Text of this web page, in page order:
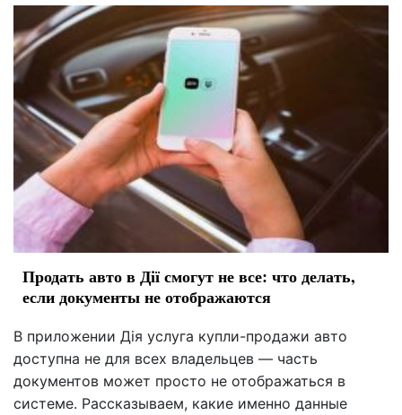
Продать авто в Дії смогут не все: что делать,
если документы не отображаются
В приложении Дія услуга купли-продажи авто
доступна не для всех владельцев — часть
документов может просто не отображаться в
системе. Рассказываем, какие именно данные